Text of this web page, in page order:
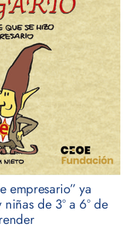
empresario” ya
de 3º a 6º de